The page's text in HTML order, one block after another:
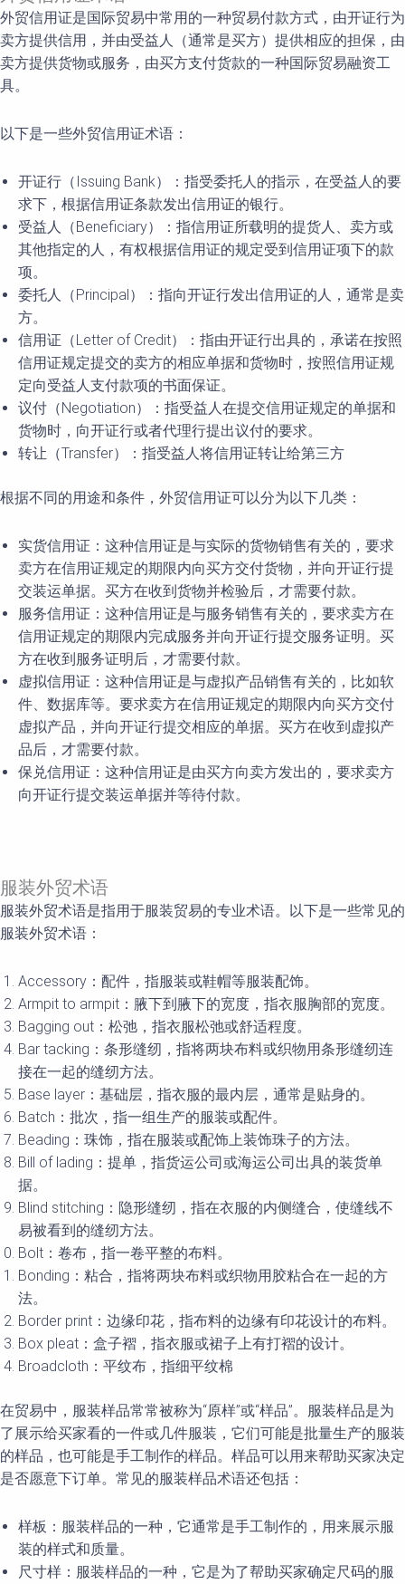
外贸信用证是国际贸易中常用的一种贸易付款方式，由开证行为
卖方提供信用，并由受益人（通常是买方）提供相应的担保，由
卖方提供货物或服务，由买方支付货款的一种国际贸易融资工
具。
以下是一些外贸信用证术语：
开证行（Issuing Bank）：指受委托人的指示，在受益人的要
求下，根据信用证条款发出信用证的银行。
受益人（Beneficiary）：指信用证所载明的提货人、卖方或
其他指定的人，有权根据信用证的规定受到信用证项下的款
项。
委托人（Principal）：指向开证行发出信用证的人，通常是卖
方。
信用证（Letter of Credit）：指由开证行出具的，承诺在按照
信用证规定提交的卖方的相应单据和货物时，按照信用证规
定向受益人支付款项的书面保证。
议付（Negotiation）：指受益人在提交信用证规定的单据和
货物时，向开证行或者代理行提出议付的要求。
转让（Transfer）：指受益人将信用证转让给第三方
根据不同的用途和条件，外贸信用证可以分为以下几类：
实货信用证：这种信用证是与实际的货物销售有关的，要求
卖方在信用证规定的期限内向买方交付货物，并向开证行提
交装运单据。买方在收到货物并检验后，才需要付款。
服务信用证：这种信用证是与服务销售有关的，要求卖方在
信用证规定的期限内完成服务并向开证行提交服务证明。买
方在收到服务证明后，才需要付款。
虚拟信用证：这种信用证是与虚拟产品销售有关的，比如软
件、数据库等。要求卖方在信用证规定的期限内向买方交付
虚拟产品，并向开证行提交相应的单据。买方在收到虚拟产
品后，才需要付款。
保兑信用证：这种信用证是由买方向卖方发出的，要求卖方
向开证行提交装运单据并等待付款。
服装外贸术语
服装外贸术语是指用于服装贸易的专业术语。以下是一些常见的
服装外贸术语：
Accessory：配件，指服装或鞋帽等服装配饰。
Armpit to armpit：腋下到腋下的宽度，指衣服胸部的宽度。
Bagging out：松弛，指衣服松弛或舒适程度。
Bar tacking：条形缝纫，指将两块布料或织物用条形缝纫连
接在一起的缝纫方法。
Base layer：基础层，指衣服的最内层，通常是贴身的。
Batch：批次，指一组生产的服装或配件。
Beading：珠饰，指在服装或配饰上装饰珠子的方法。
Bill of lading：提单，指货运公司或海运公司出具的装货单
据。
Blind stitching：隐形缝纫，指在衣服的内侧缝合，使缝线不
易被看到的缝纫方法。
Bolt：卷布，指一卷平整的布料。
Bonding：粘合，指将两块布料或织物用胶粘合在一起的方
法。
Border print：边缘印花，指布料的边缘有印花设计的布料。
Box pleat：盒子褶，指衣服或裙子上有打褶的设计。
Broadcloth：平纹布，指细平纹棉
在贸易中，服装样品常常被称为“原样”或“样品”。服装样品是为
了展示给买家看的一件或几件服装，它们可能是批量生产的服装
的样品，也可能是手工制作的样品。样品可以用来帮助买家决定
是否愿意下订单。常见的服装样品术语还包括：
样板：服装样品的一种，它通常是手工制作的，用来展示服
装的样式和质量。
尺寸样：服装样品的一种，它是为了帮助买家确定尺码的服